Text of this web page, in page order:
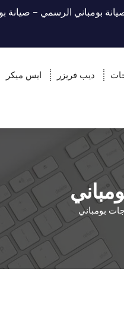
بومباني الرسمي – صيانة
ديب فريزر ايس ميكر
بومباني